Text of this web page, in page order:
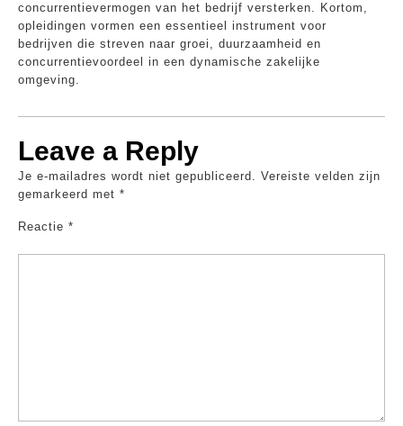
concurrentievermogen van het bedrijf versterken. Kortom,
opleidingen vormen een essentieel instrument voor
bedrijven die streven naar groei, duurzaamheid en
concurrentievoordeel in een dynamische zakelijke
omgeving.
Leave a Reply
Je e-mailadres wordt niet gepubliceerd. Vereiste velden zijn
gemarkeerd met *
Reactie *